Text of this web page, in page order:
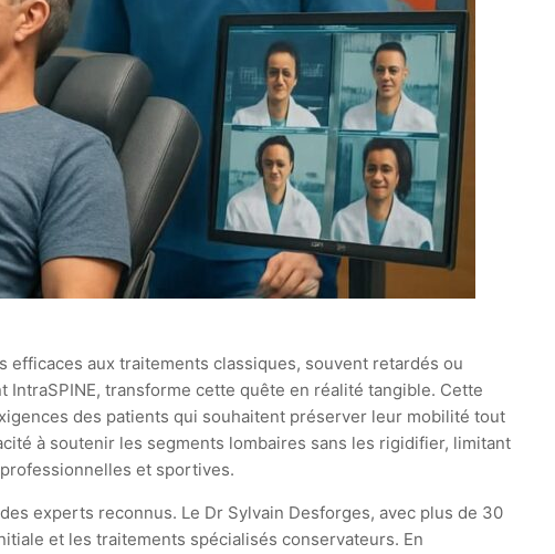
aux traitements classiques, souvent retardés ou
transforme cette quête en réalité tangible. Cette
des patients qui souhaitent préserver leur mobilité tout
à soutenir les segments lombaires sans les rigidifier, limitant
et sportives.
experts reconnus. Le Dr Sylvain Desforges, avec plus de 30
et les traitements spécialisés conservateurs. En